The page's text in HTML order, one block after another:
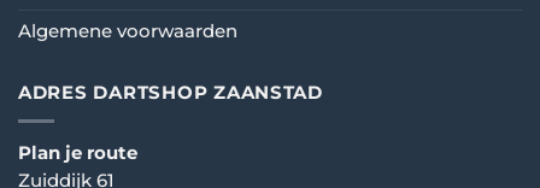
Algemene voorwaarden
ADRES DARTSHOP ZAANSTAD
Plan je route
Zuiddijk 61